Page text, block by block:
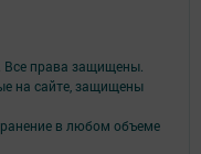
права защищены.
на сайте, защищены
в любом объеме